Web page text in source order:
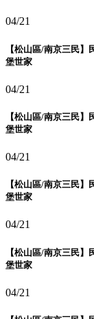
04/21
【松山區/南京三民
堡世家
04/21
【松山區/南京三民
堡世家
04/21
【松山區/南京三民
堡世家
04/21
【松山區/南京三民
堡世家
04/21